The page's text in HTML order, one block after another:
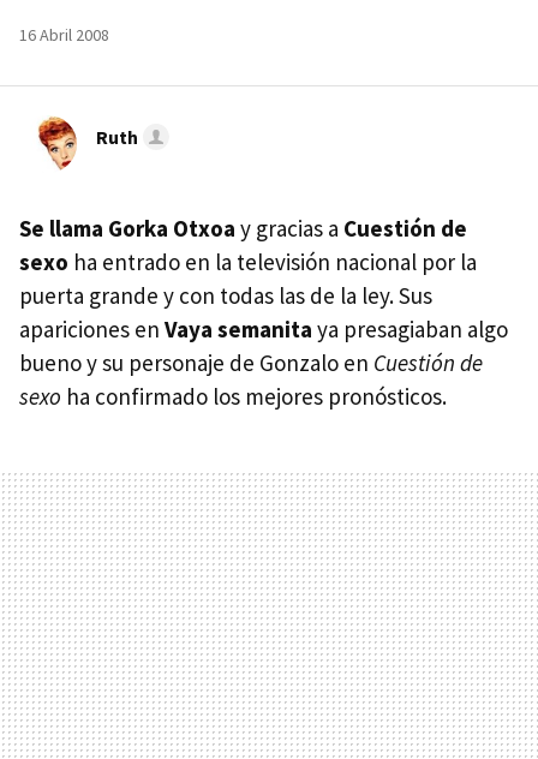
16 Abril 2008
Ruth
Se llama Gorka Otxoa y gracias a Cuestión de
sexo ha entrado en la televisión nacional por la
puerta grande y con todas las de la ley. Sus
apariciones en Vaya semanita ya presagiaban algo
bueno y su personaje de Gonzalo en Cuestión de
sexo ha confirmado los mejores pronósticos.